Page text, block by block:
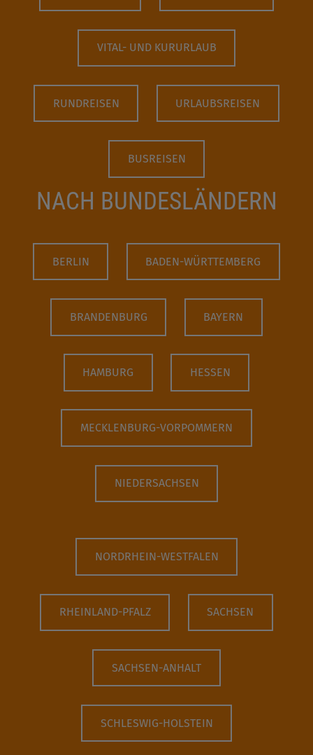
VITAL- UND KURURLAUB
RUNDREISEN URLAUBSREISEN
BUSREISEN
NACH BUNDESLÄNDERN
BERLIN BADEN-WÜRTTEMBERG
BRANDENBURG BAYERN
HAMBURG HESSEN
MECKLENBURG-VORPOMMERN
NIEDERSACHSEN
NORDRHEIN-WESTFALEN
RHEINLAND-PFALZ SACHSEN
SACHSEN-ANHALT
SCHLESWIG-HOLSTEIN